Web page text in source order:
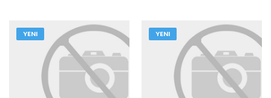
YENI YENI